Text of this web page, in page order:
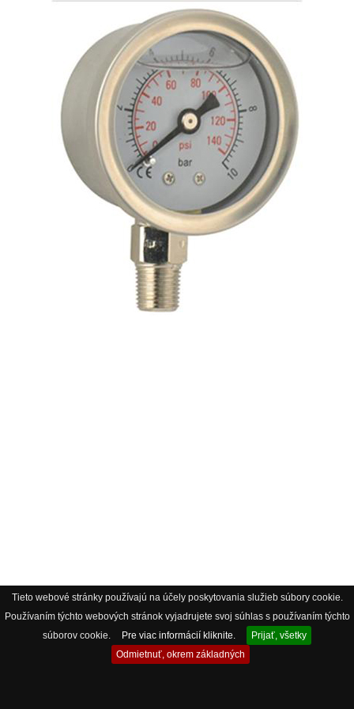
Tieto webové stránky používajú na účely poskytovania služieb súbory cookie.
Používaním týchto webových stránok vyjadrujete svoj súhlas s používaním týchto
súborov cookie.
Pre viac informácií kliknite.
Prijať, všetky
Odmietnuť, okrem základných